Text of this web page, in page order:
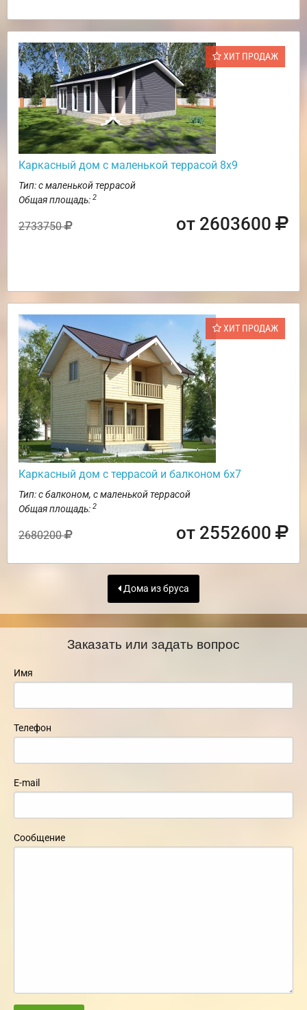
ХИТ ПРОДАЖ
Каркасный дом с маленькой террасой 8х9
Тип: с маленькой террасой
Общая площадь: 2
2733750 от 2603600
ХИТ ПРОДАЖ
Каркасный дом с террасой и балконом 6х7
Тип: с балконом, с маленькой террасой
Общая площадь: 2
2680200 от 2552600
Дома из бруса
Заказать или задать вопрос
Имя
Телефон
E-mail
Сообщение